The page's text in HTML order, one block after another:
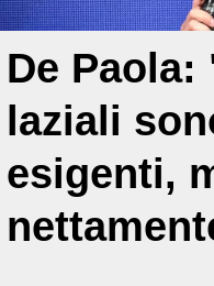
De Paola:
laziali
esigenti,